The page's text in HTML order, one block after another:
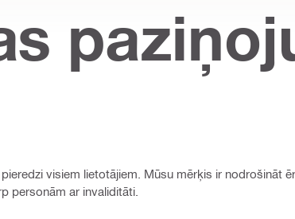
visiem lietotājiem. Mūsu mērķis ir nodrošināt
personām ar invaliditāti.